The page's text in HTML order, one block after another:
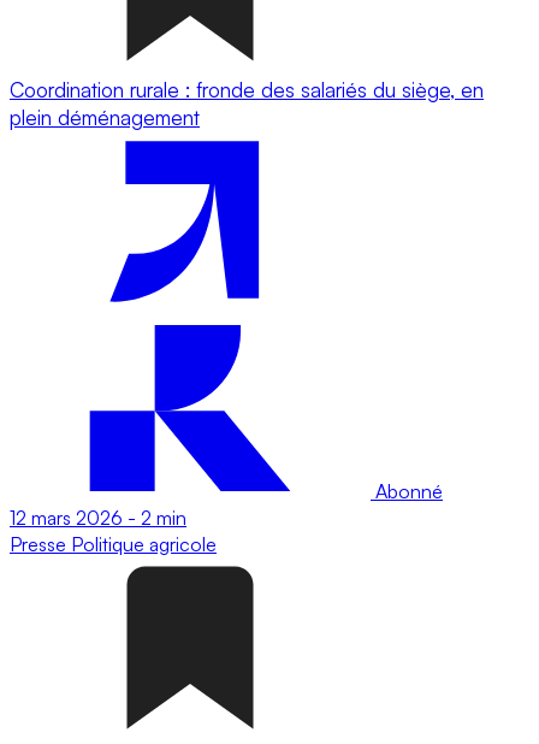
Coordination rurale : fronde des salariés du siège, en
plein déménagement
Abonné
12 mars 2026 - 2 min
Presse Politique agricole